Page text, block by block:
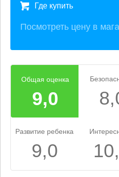
Где купить
Посмотреть цену в
Общая оценка
9,0
Развитие ребенка
9,0